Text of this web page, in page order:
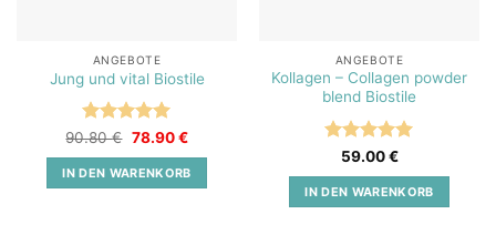
ANGEBOTE
Jung und vital Biostile
Bewertet
mit5von
5
90.80€ Ursprünglicher
war:
90.80 €
78.90€Aktueller
ist:
78.90 €.
IN DEN WARENKORB
ANGEBOTE
Kollagen – Collagen powder
blend Biostile
Bewertet
mit5von
5
59.00€
IN DEN WARENKORB